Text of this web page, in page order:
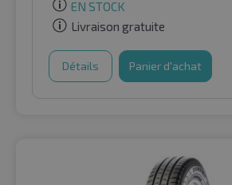
EN STOCK
Livraison gratuite
Détails Panier d'achat